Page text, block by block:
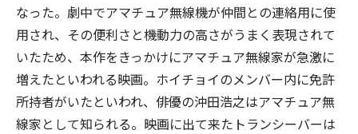
なった。劇中でアマチュア無線機が仲間との連絡用に使
用され、その便利さと機動力の高さがうまく表現されて
いたため、本作をきっかけにアマチュア無線家が急激に
増えたといわれる映画。ホイチョイのメンバー内に免許
所持者がいたといわれ、俳優の沖田浩之はアマチュア無
線家として知られる。映画に出て来たトランシーバーは